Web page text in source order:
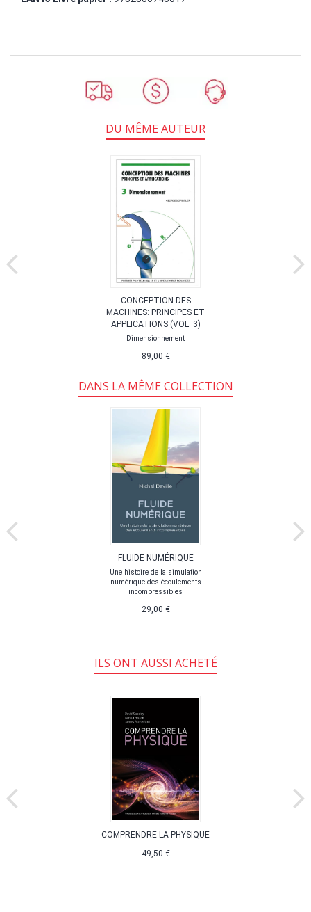
DU MÊME AUTEUR
CONCEPTION DES
MACHINES: PRINCIPES ET
APPLICATIONS (VOL. 3)
Dimensionnement
89,00 €
DANS LA MÊME COLLECTION
FLUIDE NUMÉRIQUE
Une histoire de la simulation
numérique des écoulements
incompressibles
29,00 €
ILS ONT AUSSI ACHETÉ
COMPRENDRE LA PHYSIQUE
49,50 €